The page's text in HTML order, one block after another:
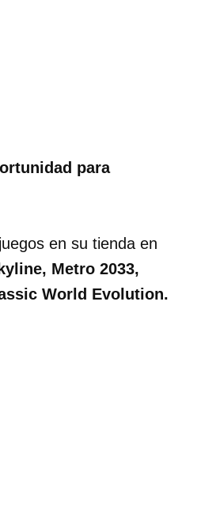
para
en su tienda en
Metro 2033,
World Evolution.